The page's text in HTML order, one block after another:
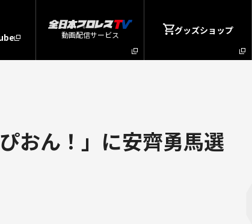
動画配信サービス グッズショップ
おん！」に安齊勇馬選